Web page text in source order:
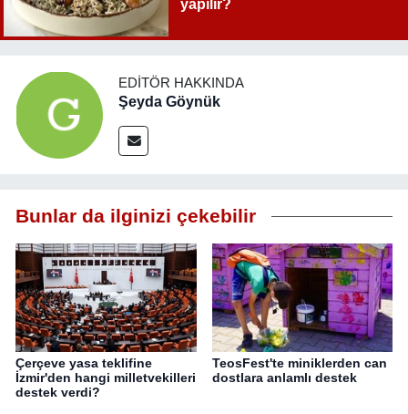
yapılır?
EDITÖR HAKKINDA
Şeyda Göynük
Bunlar da ilginizi çekebilir
Çerçeve yasa teklifine
İzmir'den hangi milletvekilleri
destek verdi?
TeosFest'te miniklerden can
dostlara anlamlı destek